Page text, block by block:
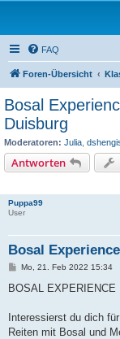
FAQ
Foren-Übersicht
Bosal
Duisburg
Moderatoren: Julia
Antworten
Puppa99
User
Bosal
B
i
a
Mo, 21. Feb 2022 15:34
BOSAL EXPERIENCE
Interessierst du dich
Reiten mit Bosal und